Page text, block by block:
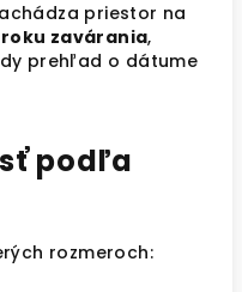
priestor na
roku zavárania,
prehľad o dátume
podľa
rozmeroch: